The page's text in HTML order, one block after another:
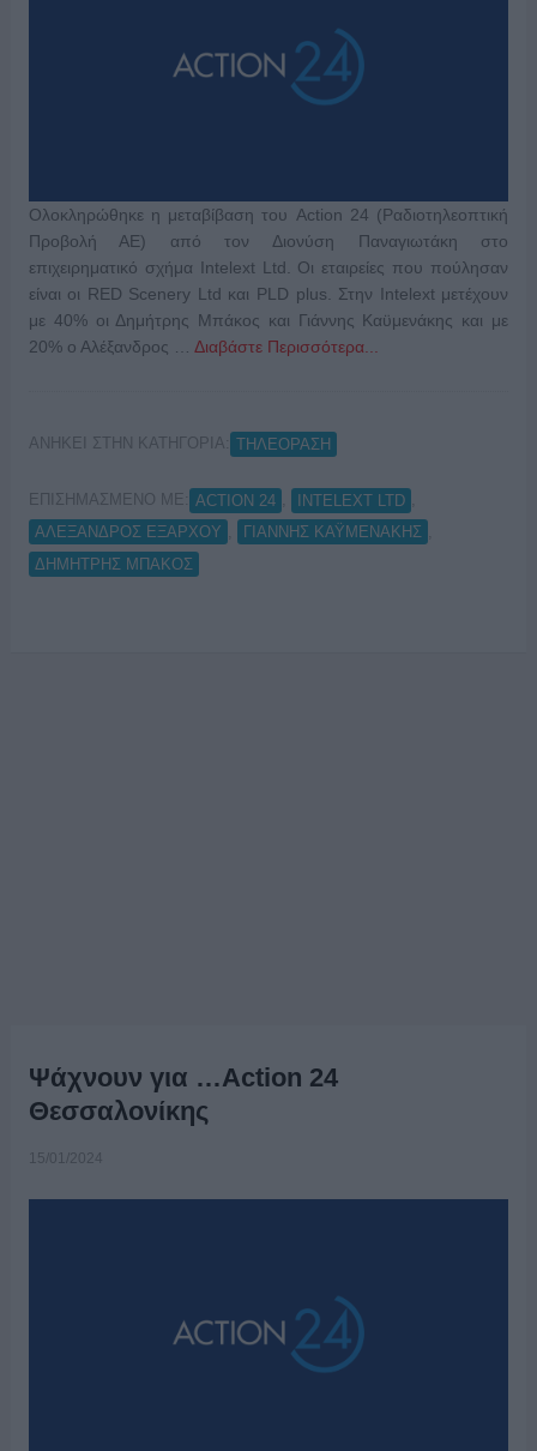
Ολοκληρώθηκε η μεταβίβαση του Action 24 (Ραδιοτηλεοπτική
Προβολή ΑΕ) από τον Διονύση Παναγιωτάκη στο
επιχειρηματικό σχήμα Intelext Ltd. Οι εταιρείες που πούλησαν
είναι οι RED Scenery Ltd και PLD plus. Στην Intelext μετέχουν
με 40% οι Δημήτρης Μπάκος και Γιάννης Καϋμενάκης και με
20% ο Αλέξανδρος … Διαβάστε Περισσότερα...
ΑΝΗΚΕΙ ΣΤΗΝ ΚΑΤΗΓΟΡΙΑ: ΤΗΛΕΟΡΑΣΗ
ΕΠΙΣΗΜΑΣΜΕΝΟ ΜΕ: ACTION 24 INTELEXT LTD
ΑΛΕΞΑΝΔΡΟΣ ΕΞΑΡΧΟΥ
ΓΙΑΝΝΗΣ ΚΑΫΜΕΝΑΚΗΣ
ΔΗΜΗΤΡΗΣ ΜΠΑΚΟΣ
Ψάχνουν για …Action 24
Θεσσαλονίκης
15/01/2024